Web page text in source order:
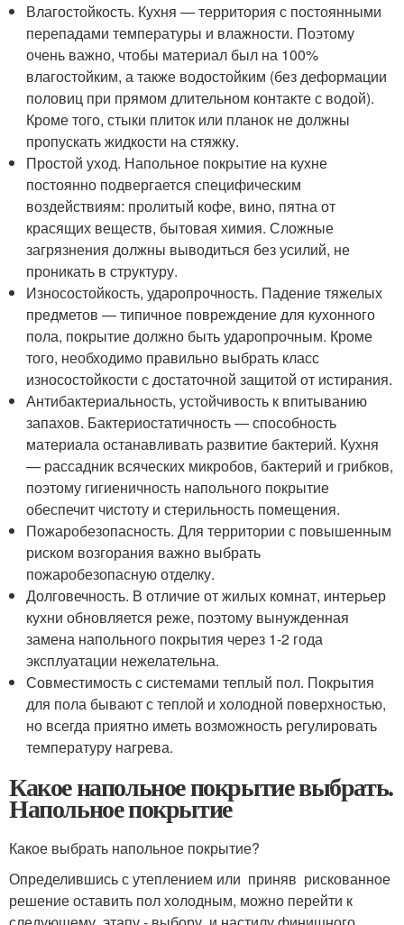
Влагостойкость. Кухня — территория с постоянными
перепадами температуры и влажности. Поэтому
очень важно, чтобы материал был на 100%
влагостойким, а также водостойким (без деформации
половиц при прямом длительном контакте с водой).
Кроме того, стыки плиток или планок не должны
пропускать жидкости на стяжку.
Простой уход. Напольное покрытие на кухне
постоянно подвергается специфическим
воздействиям: пролитый кофе, вино, пятна от
красящих веществ, бытовая химия. Сложные
загрязнения должны выводиться без усилий, не
проникать в структуру.
Износостойкость, ударопрочность. Падение тяжелых
предметов — типичное повреждение для кухонного
пола, покрытие должно быть ударопрочным. Кроме
того, необходимо правильно выбрать класс
износостойкости с достаточной защитой от истирания.
Антибактериальность, устойчивость к впитыванию
запахов. Бактериостатичность — способность
материала останавливать развитие бактерий. Кухня
— рассадник всяческих микробов, бактерий и грибков,
поэтому гигиеничность напольного покрытие
обеспечит чистоту и стерильность помещения.
Пожаробезопасность. Для территории с повышенным
риском возгорания важно выбрать
пожаробезопасную отделку.
Долговечность. В отличие от жилых комнат, интерьер
кухни обновляется реже, поэтому вынужденная
замена напольного покрытия через 1-2 года
эксплуатации нежелательна.
Совместимость с системами теплый пол. Покрытия
для пола бывают с теплой и холодной поверхностью,
но всегда приятно иметь возможность регулировать
температуру нагрева.
Какое напольное покрытие выбрать.
Напольное покрытие
Какое выбрать напольное покрытие?
Определившись с утеплением или приняв рискованное
решение оставить пол холодным, можно перейти к